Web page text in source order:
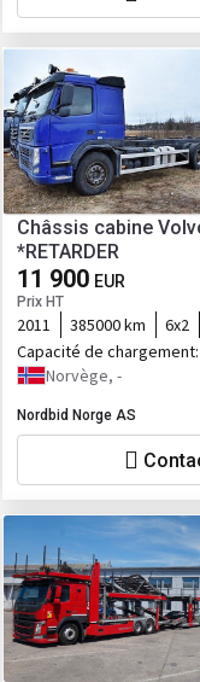
Châssis cabine
*RETARDER
11 900 EUR
Prix HT
2011 385000 km 6x2
Capacité de chargement:
Norvège, -
Nordbid Norge AS